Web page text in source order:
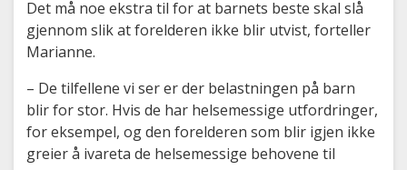
Det må noe ekstra til for at barnets beste skal slå
gjennom slik at forelderen ikke blir utvist, forteller
Marianne.
– De tilfellene vi ser er der belastningen på barn
blir for stor. Hvis de har helsemessige utfordringer,
for eksempel, og den forelderen som blir igjen ikke
greier å ivareta de helsemessige behovene til